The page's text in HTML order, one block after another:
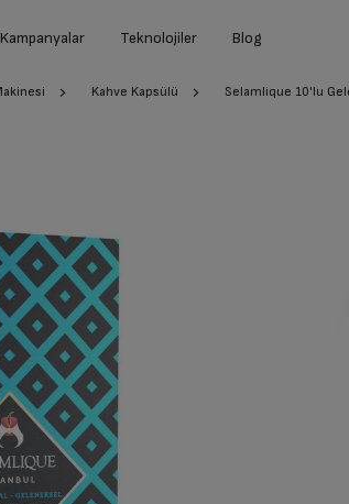
Kampanyalar Teknolojiler Blog
Kahve Kapsülü Selamlique 10'lu